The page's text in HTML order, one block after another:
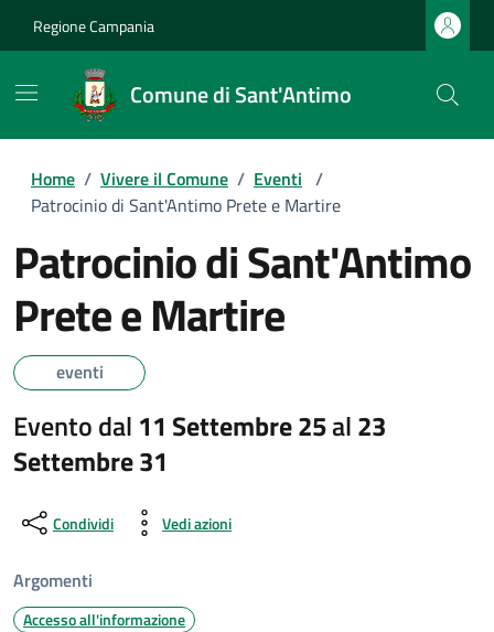
Regione Campania
Comune di Sant'Antimo
Home / Vivere il Comune / Eventi /
Patrocinio di Sant'Antimo Prete e Martire
Patrocinio di Sant'Antimo
Prete e Martire
eventi
Evento dal 11 Settembre 25al23
Settembre 31
Condividi Vedi azioni
Argomenti
Accesso all'informazione